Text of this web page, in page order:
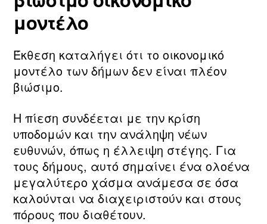
μοντέλο
Έκθεση καταλήγει ότι το οικονομικό
μοντέλο των δήμων δεν είναι πλέον
βιώσιμο.
Η πίεση συνδέεται με την κρίση
υποδομών και την ανάληψη νέων
ευθυνών, όπως η έλλειψη στέγης. Για
τους δήμους, αυτό σημαίνει ένα ολοένα
μεγαλύτερο χάσμα ανάμεσα σε όσα
καλούνται να διαχειριστούν και στους
πόρους που διαθέτουν.